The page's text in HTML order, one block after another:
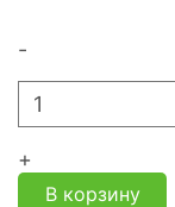
-
+
В корзину